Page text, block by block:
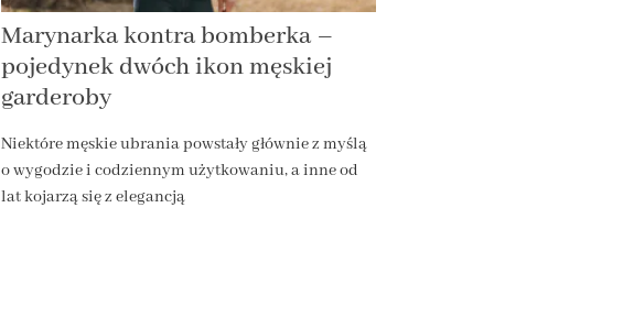
Marynarka kontra bomberka –
pojedynek dwóch ikon męskiej
garderoby
Niektóre męskie ubrania powstały głównie z myślą
o wygodzie i codziennym użytkowaniu, a inne od
lat kojarzą się z elegancją